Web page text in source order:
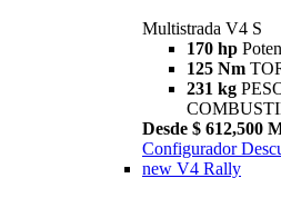
Multistrada V4 S
170 hp
125 Nm
231 kg
Desde $ 612,500
Configurador
new V4 Rally